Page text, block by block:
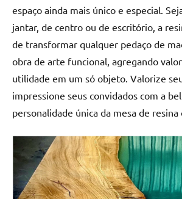
espaço ainda mais único e especial.
jantar, de centro ou de escritório, a
de transformar qualquer pedaço de
obra de arte funcional, agregando
utilidade em um só objeto. Valorize
impressione seus convidados com a
personalidade única da mesa de resina